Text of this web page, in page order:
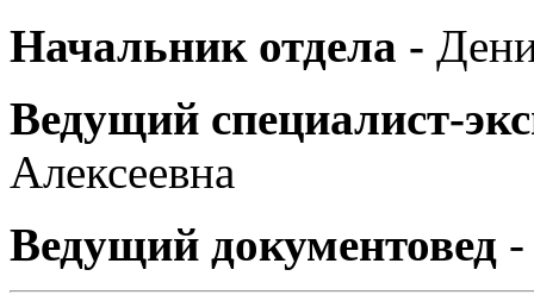
Начальник отдела -
Ведущий специалист-
Алексеевна
Ведущий документовед -